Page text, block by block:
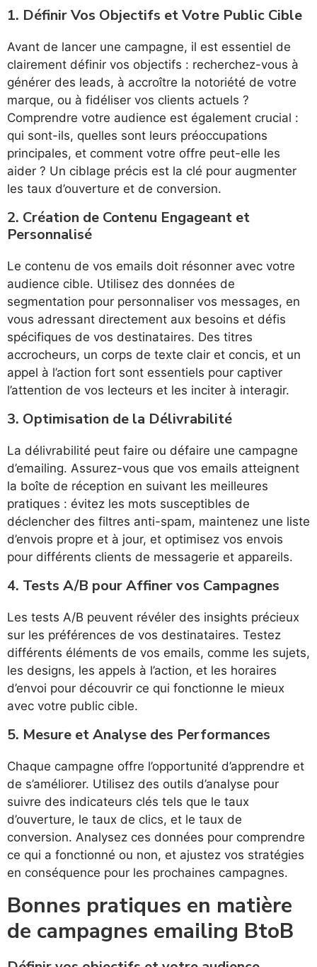
1. Définir Vos Objectifs et Votre Public Cible
Avant de lancer une campagne, il est essentiel de
clairement définir vos objectifs : recherchez-vous à
générer des leads, à accroître la notoriété de votre
marque, ou à fidéliser vos clients actuels ?
Comprendre votre audience est également crucial :
qui sont-ils, quelles sont leurs préoccupations
principales, et comment votre offre peut-elle les
aider ? Un ciblage précis est la clé pour augmenter
les taux d’ouverture et de conversion.
2. Création de Contenu Engageant et
Personnalisé
Le contenu de vos emails doit résonner avec votre
audience cible. Utilisez des données de
segmentation pour personnaliser vos messages, en
vous adressant directement aux besoins et défis
spécifiques de vos destinataires. Des titres
accrocheurs, un corps de texte clair et concis, et un
appel à l’action fort sont essentiels pour captiver
l’attention de vos lecteurs et les inciter à interagir.
3. Optimisation de la Délivrabilité
La délivrabilité peut faire ou défaire une campagne
d’emailing. Assurez-vous que vos emails atteignent
la boîte de réception en suivant les meilleures
pratiques : évitez les mots susceptibles de
déclencher des filtres anti-spam, maintenez une liste
d’envois propre et à jour, et optimisez vos envois
pour différents clients de messagerie et appareils.
4. Tests A/B pour Affiner vos Campagnes
Les tests A/B peuvent révéler des insights précieux
sur les préférences de vos destinataires. Testez
différents éléments de vos emails, comme les sujets,
les designs, les appels à l’action, et les horaires
d’envoi pour découvrir ce qui fonctionne le mieux
avec votre public cible.
5. Mesure et Analyse des Performances
Chaque campagne offre l’opportunité d’apprendre et
de s’améliorer. Utilisez des outils d’analyse pour
suivre des indicateurs clés tels que le taux
d’ouverture, le taux de clics, et le taux de
conversion. Analysez ces données pour comprendre
ce qui a fonctionné ou non, et ajustez vos stratégies
en conséquence pour les prochaines campagnes.
Bonnes pratiques en matière
de campagnes emailing BtoB